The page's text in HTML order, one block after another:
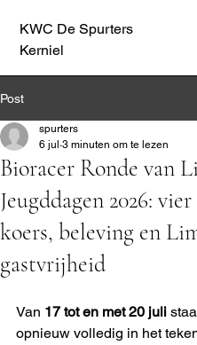
KWC De Spurters
Kerniel
Post
Bioracer Ronde van
Jeugddagen 2026:
koers, beleving en
gastvrijheid
spurters
6 jul 3 minuten om te lezen
Van 17 tot en met 20 juli
opnieuw volledig in het